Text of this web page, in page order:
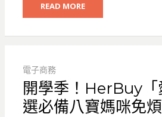
READ MORE
電子商務
開學季！HerBuy「
選必備八寶媽咪免